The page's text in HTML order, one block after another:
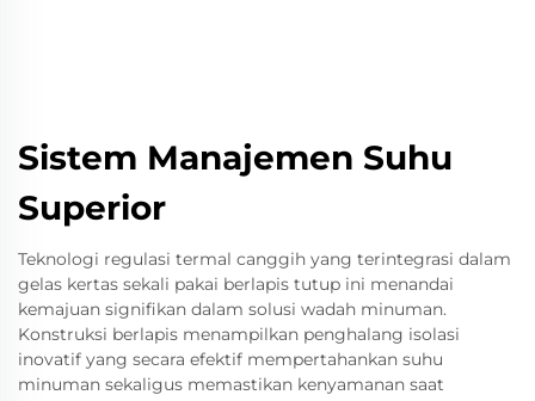
Sistem Manajemen Suhu
Superior
Teknologi regulasi termal canggih yang terintegrasi dalam
gelas kertas sekali pakai berlapis tutup ini menandai
kemajuan signifikan dalam solusi wadah minuman.
Konstruksi berlapis menampilkan penghalang isolasi
inovatif yang secara efektif mempertahankan suhu
minuman sekaligus memastikan kenyamanan saat